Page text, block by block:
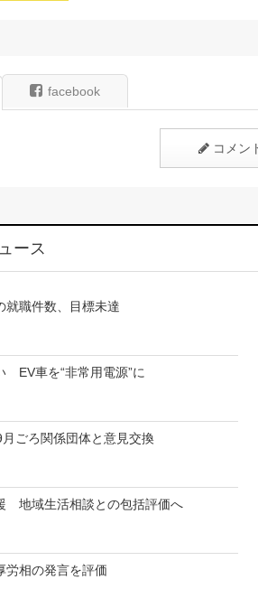
facebook
コメン
ース
就職件数、目標未達
EV車を“非常用電源”に
ごろ関係団体と意見交換
地域生活相談との包括評価へ
労相の発言を評価